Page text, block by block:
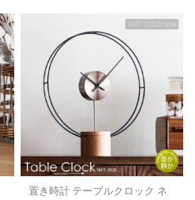
置き時計 テーブルクロック ネ